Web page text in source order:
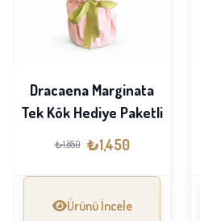
Dracaena Marginata
Tek Kök Hediye Paketli
₺1,850 ₺1,450
Ürünü İncele